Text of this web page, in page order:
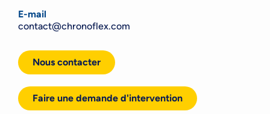
E-mail
contact@chronoflex.com
Nous contacter
Faire une demande d'intervention